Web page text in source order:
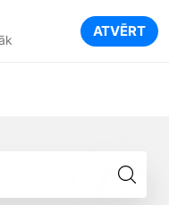
ATVĒRT